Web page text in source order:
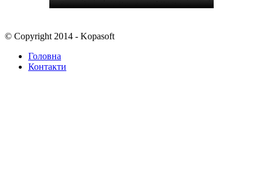
© Copyright 2014 - Kopasoft
Головна
Контакти